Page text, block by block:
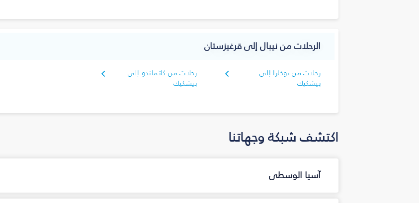
الرحلات من نيبال إلى قرغيزستان
رحلات من بوخارا إلى
بيشكيك
رحلات من كاتماندو إلى
بيشكيك
اكتشف شبكة وجهاتنا
آسيا الوسطى